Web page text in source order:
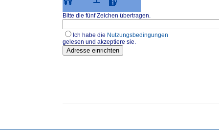
Bitte die fünf Zeichen übertragen.
Ich habe die Nutzungsbedingungen
gelesen und akzeptiere sie.